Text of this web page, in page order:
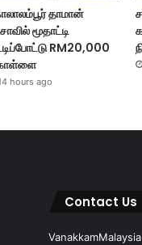
தாமான்
மூதாட்டி
RM20,000
hours ago
Contact Us